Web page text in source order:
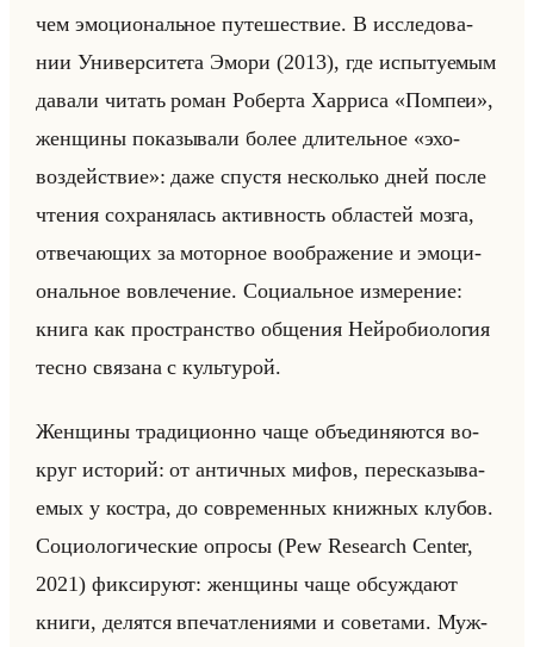
чем эмо­ци­ональное пу­те­ше­ствие. В ис­сле­до­ва­
нии Уни­вер­си­те­та Эмори (2013), где ис­пы­ту­емым
да­ва­ли чи­тать роман Ро­бер­та Хар­ри­са «Помпеи»,
жен­щи­ны по­ка­зы­ва­ли более дли­тельное «эхо-
воздействие»: даже спу­стя несколько дней после
чте­ния со­хра­ня­лась ак­тив­ность об­ла­стей мозга,
от­ве­ча­ющих за мо­тор­ное во­об­ра­же­ние и эмо­ци­
ональное во­вле­че­ние. Со­ци­альное из­ме­ре­ние:
книга как про­стран­ство об­ще­ния Нейро­био­ло­гия
тесно свя­за­на с культу­рой.
Жен­щи­ны тра­ди­ци­он­но чаще объеди­ня­ют­ся во­
круг ис­то­рий: от ан­тич­ных мифов, пе­ре­ска­зы­ва­
емых у ко­ст­ра, до со­вре­мен­ных книж­ных клу­бов.
Со­цио­ло­ги­че­ские опро­сы (Pew Research Center,
2021) фик­си­ру­ют: жен­щи­ны чаще об­суж­да­ют
книги, де­лят­ся впе­чат­ле­ни­ями и со­ве­та­ми. Муж­